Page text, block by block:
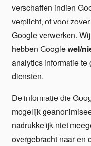
verschaffen indien
verplicht, of voor
Google verwerken.
hebben Googlewel/
analytics informatie te
diensten.
De informatie die
mogelijk
nadrukkelijk niet
overgebracht naar en